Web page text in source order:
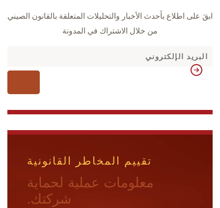
ابقَ على اطلاع بأحدث الأخبار والتحليلات المتعلقة بالقانون الصيني
من خلال الاشتراك في المدونة
تقييم المخاطر القانونية
معلومات عملية لحماية
شركتك.